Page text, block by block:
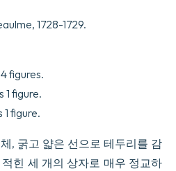
1728-1729.
figures.
1 figure.
figure.
, 굵고 얇은 선으로 테두리를 감
힌 세 개의 상자로 매우 정교하